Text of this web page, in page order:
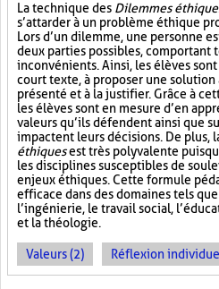
La technique des Dilemmes
s’attarder à un problème éthique
Lors d’un dilemme, une personne
deux parties possibles, comportant
inconvénients. Ainsi, les élèves
court texte, à proposer une
présenté et à la justifier. Grâce à
les élèves sont en mesure d’en
valeurs qu’ils défendent ainsi que
impactent leurs décisions. De plus,
éthiquesest très polyvalente
les disciplines susceptibles de
enjeux éthiques. Cette formule
efficace dans des domaines tels
l’ingénierie, le travail social,
et la théologie.
Valeurs (2) Réflexion